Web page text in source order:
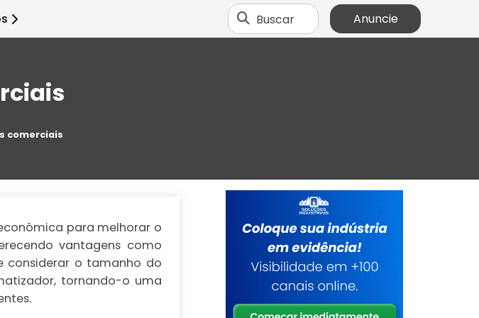
Buscar Anuncie
comerciais
para melhorar o
vantagens como
considerar o tamanho do
tornando-o uma